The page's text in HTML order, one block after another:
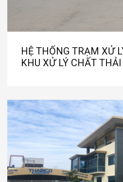
HỆ THỐNG TRẠM XỬ
KHU XỬ LÝ CHẤT